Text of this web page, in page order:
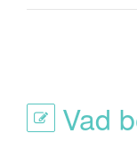
Vad